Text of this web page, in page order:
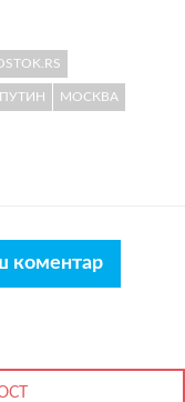
ПУТИН МОСКВА
коментар